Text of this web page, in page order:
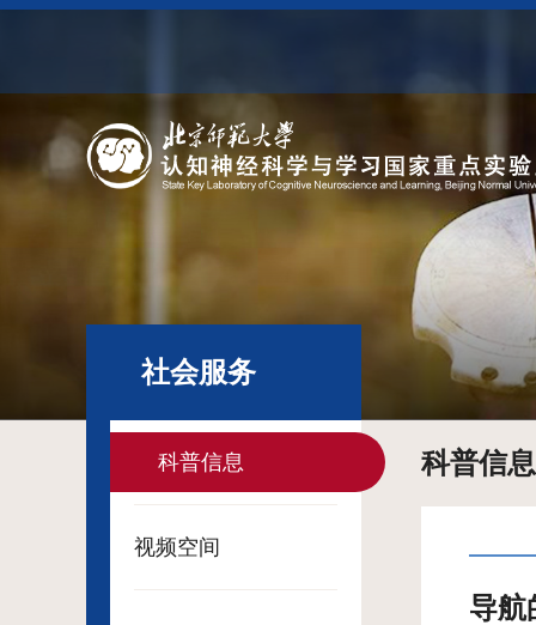
社会服务
科普信息
视频空间
科普信息
导航